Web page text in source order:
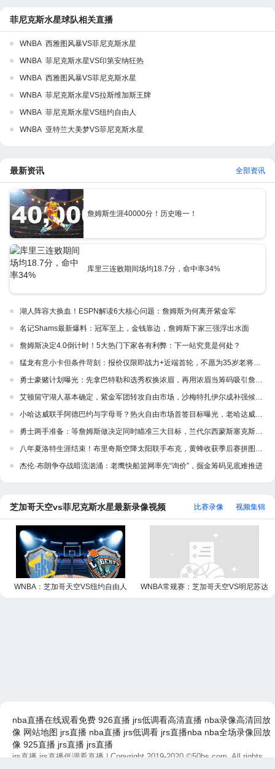
菲尼克斯水星球队相关直播
WNBA 西雅图风暴VS菲尼克斯水星
WNBA 菲尼克斯水星VS印第安纳狂热
WNBA 西雅图风暴VS菲尼克斯水星
WNBA 菲尼克斯水星VS拉斯维加斯王牌
WNBA 菲尼克斯水星VS纽约自由人
WNBA 亚特兰大美梦VS菲尼克斯水星
最新资讯 全部资讯
詹姆斯生涯40000分！历史唯一！
库里三连败期间场均18.7分，命中率34%
湖人阵容大换血！ESPN解读6大核心问题：詹姆斯为何离开紫金军
名记Shams最新爆料：冠军至上，金钱靠边，詹姆斯下家三强浮出水面
詹姆斯决定4.0倒计时！5大热门下家各有利弊：下一站究竟是何处？
猛龙有意小卡但条件苛刻：报价仅限即战力+近端首轮，不愿为35岁老将豪赌未来！
勇士豪赌计划曝光：先拿巴特勒和选秀权换浓眉，再用浓眉当筹码吸引詹姆斯加盟
艾顿留守湖人基本确定，紫金军团转攻自由市场，沙梅特扎伊尔成补强候选，侧翼年轻化改造提上日程
小哈达威联手阿德巴约与字母哥？热火自由市场首签目标曝光，老哈达威表态引发热议
勇士两手准备：等詹姆斯做决定同时瞄准三大目标，兰代尔西蒙斯塞克斯顿成补强候选
八年夏洛特生涯结束！布里奇斯空降太阳联手布克，黄蜂收获季后赛拼图加未来资产，这笔买卖谁赚了？
杰伦·布朗争夺战暗流汹涌：老鹰快船篮网率先“询价”，掘金筹码见底难推进
芝加哥天空vs菲尼克斯水星最新录像视频 视频集锦
比赛录像
WNBA：芝加哥天空VS纽约自由人
WNBA常规赛：芝加哥天空VS明尼苏达
nba直播在线观看免费 926直播 jrs低调看高清直播 nba录像高清回放
像 网站地图 jrs直播 nba直播 jrs低调看 jrs直播nba nba全场录像回放
像 925直播 jrs直播 jrs直播
jrs直播,jrs直播低调看直播 | Copyright 2019-2020 ©50bs.com, All rights